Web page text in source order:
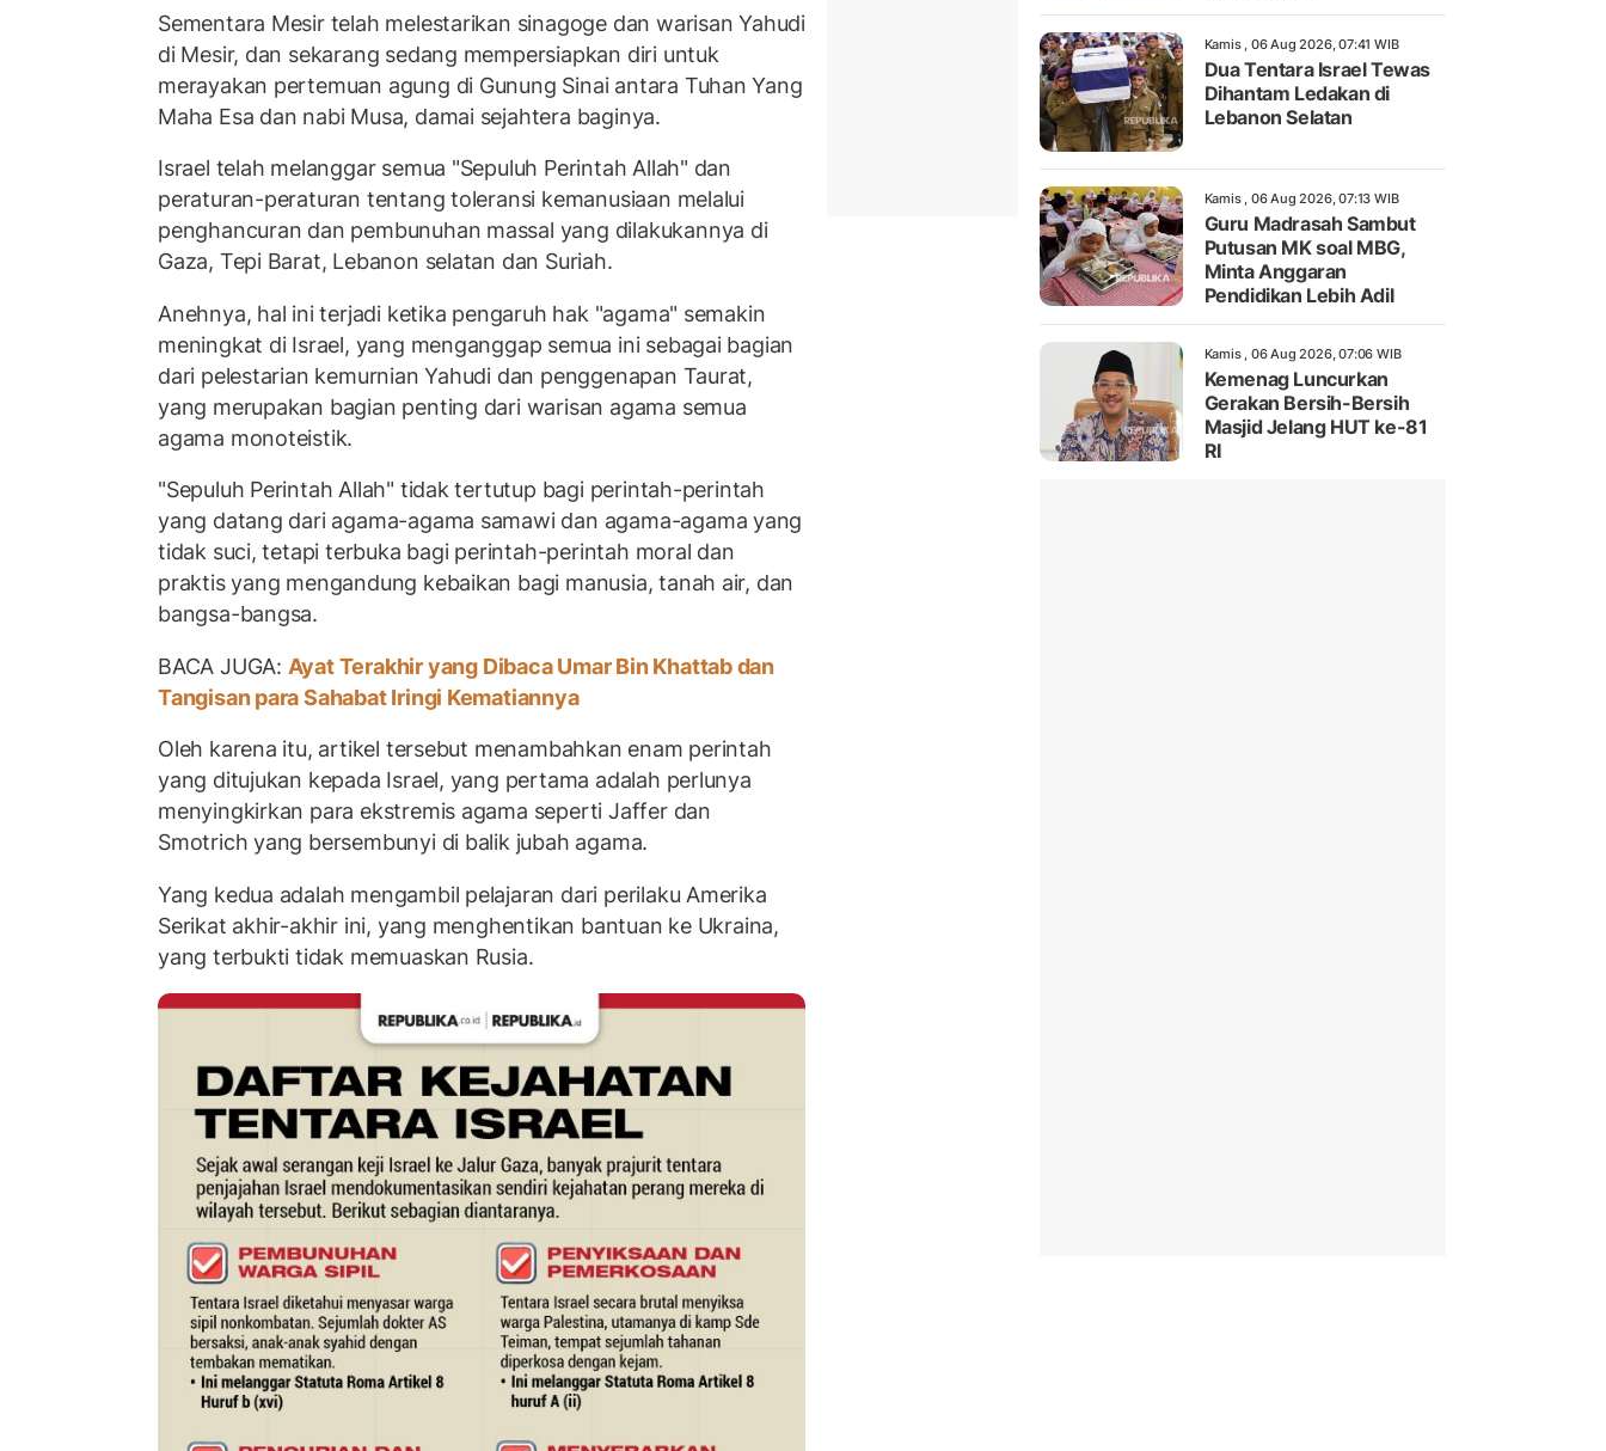
Sementara Mesir telah melestarikan sinagoge dan warisan Yahudi
di Mesir, dan sekarang sedang mempersiapkan diri untuk
merayakan pertemuan agung di Gunung Sinai antara Tuhan Yang
Maha Esa dan nabi Musa, damai sejahtera baginya.
Israel telah melanggar semua "Sepuluh Perintah Allah" dan
peraturan-peraturan tentang toleransi kemanusiaan melalui
penghancuran dan pembunuhan massal yang dilakukannya di
Gaza, Tepi Barat, Lebanon selatan dan Suriah.
Anehnya, hal ini terjadi ketika pengaruh hak "agama" semakin
meningkat di Israel, yang menganggap semua ini sebagai bagian
dari pelestarian kemurnian Yahudi dan penggenapan Taurat,
yang merupakan bagian penting dari warisan agama semua
agama monoteistik.
"Sepuluh Perintah Allah" tidak tertutup bagi perintah-perintah
yang datang dari agama-agama samawi dan agama-agama yang
tidak suci, tetapi terbuka bagi perintah-perintah moral dan
praktis yang mengandung kebaikan bagi manusia, tanah air, dan
bangsa-bangsa.
BACA JUGA: Ayat Terakhir yang Dibaca Umar Bin Khattab dan
Tangisan para Sahabat Iringi Kematiannya
Oleh karena itu, artikel tersebut menambahkan enam perintah
yang ditujukan kepada Israel, yang pertama adalah perlunya
menyingkirkan para ekstremis agama seperti Jaffer dan
Smotrich yang bersembunyi di balik jubah agama.
Yang kedua adalah mengambil pelajaran dari perilaku Amerika
Serikat akhir-akhir ini, yang menghentikan bantuan ke Ukraina,
yang terbukti tidak memuaskan Rusia.
Kamis , 06 Aug 2026, 07:41 WIB
Dua Tentara Israel Tewas
Dihantam Ledakan di
Lebanon Selatan
Kamis , 06 Aug 2026, 07:13 WIB
Guru Madrasah Sambut
Putusan MK soal MBG,
Minta Anggaran
Pendidikan Lebih Adil
Kamis , 06 Aug 2026, 07:06 WIB
Kemenag Luncurkan
Gerakan Bersih-Bersih
Masjid Jelang HUT ke-81
RI